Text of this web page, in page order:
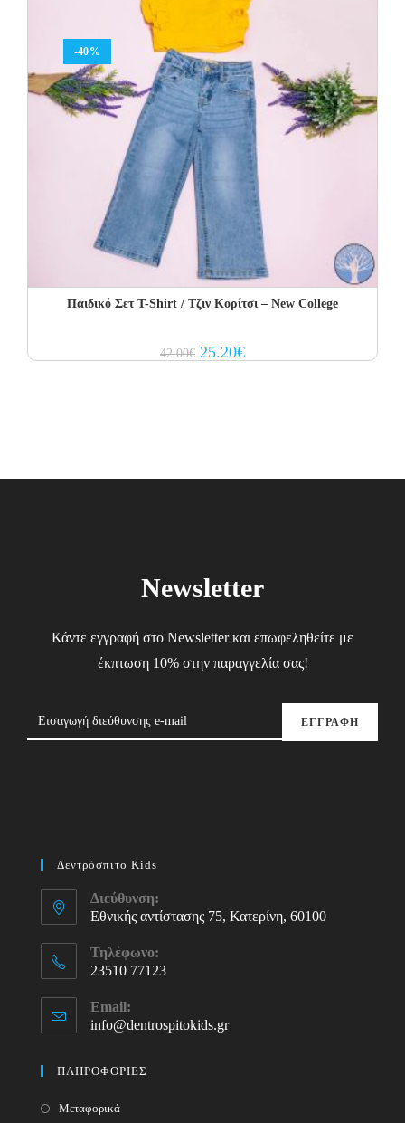
-40%
Παιδικό Σετ Τ-Shirt / Τζιν Κορίτσι – New College
42.00€ Original
price
25.20€Current
price
Newsletter
Κάντε εγγραφή στο Newsletter και επωφεληθείτε με
έκπτωση 10% στην παραγγελία σας!
ΕΓΓΡΑΦΗ
Δεντρόσπιτο Kids
Διεύθυνση:
Εθνικής αντίστασης 75, Κατερίνη, 60100
Τηλέφωνο:
23510 77123
in
your
Email:
info@dentrospitokids.grOpens
ΠΛΗΡΟΦΟΡΙΕΣ
Μεταφορικά